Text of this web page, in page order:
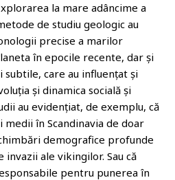
la mare adâncime a
de studiu geologic au
precise a marilor
în epocile recente, dar și
care au influențat și
și dinamica socială și
au evidențiat, de exemplu, că
în Scandinavia de doar
demografice profunde
invazii ale vikingilor. Sau că
pentru punerea în